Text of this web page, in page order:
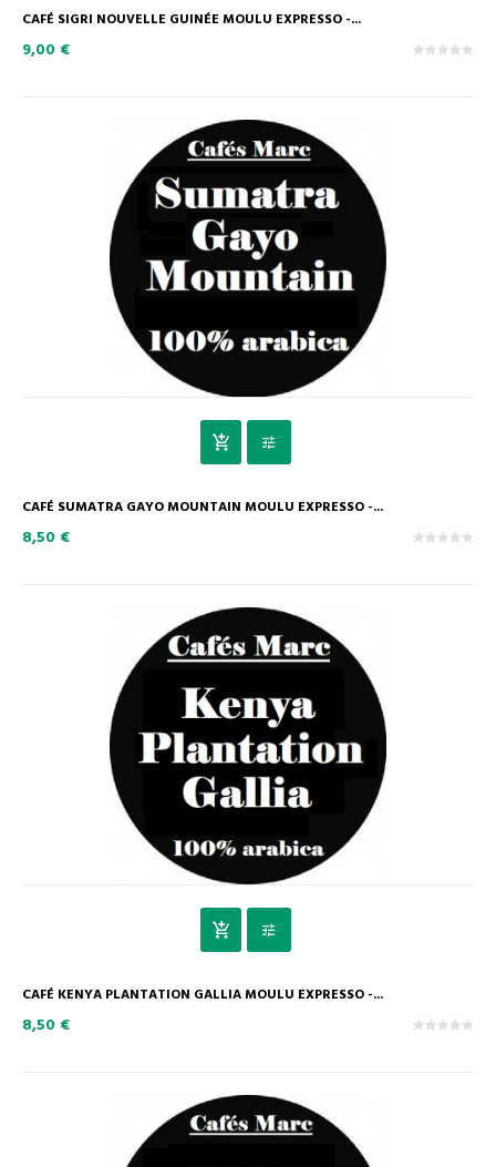
CAFÉ SIGRI NOUVELLE GUINÉE MOULU EXPRESSO -...
9,00 €
CAFÉ SUMATRA GAYO MOUNTAIN MOULU EXPRESSO -...
8,50 €
CAFÉ KENYA PLANTATION GALLIA MOULU EXPRESSO -...
8,50 €